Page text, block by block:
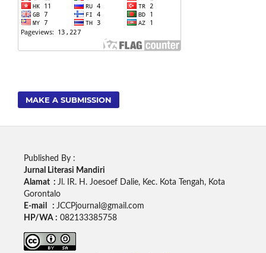
MAKE A SUBMISSION
Published By :
Jurnal Literasi Mandiri
Alamat : Jl. IR. H. Joesoef Dalie, Kec. Kota Tengah, Kota
Gorontalo
E-mail : JCCPjournal@gmail.com
HP/WA : 082133385758